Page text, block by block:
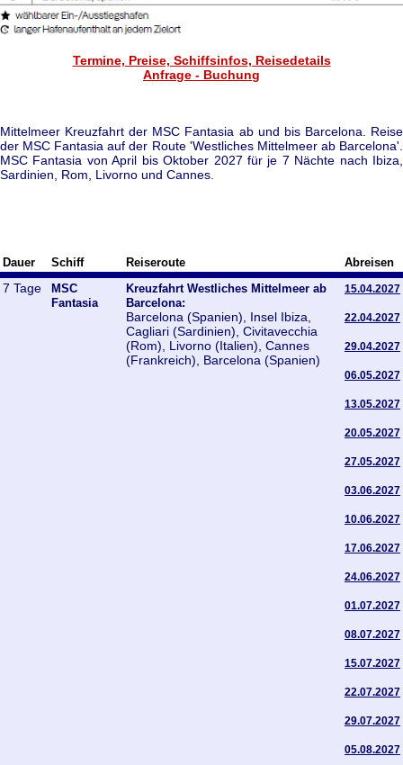
Termine, Preise, Schiffsinfos, Reisedetails
Anfrage - Buchung
Mittelmeer Kreuzfahrt der MSC Fantasia ab und bis Barcelona. Reise
der MSC Fantasia auf der Route 'Westliches Mittelmeer ab Barcelona'.
MSC Fantasia von April bis Oktober 2027 für je 7 Nächte nach Ibiza,
Sardinien, Rom, Livorno und Cannes.
Dauer Schiff Reiseroute Abreisen
7 Tage
MSC
Fantasia
Kreuzfahrt Westliches Mittelmeer ab
Barcelona:
Barcelona (Spanien), Insel Ibiza,
Cagliari (Sardinien), Civitavecchia
(Rom), Livorno (Italien), Cannes
(Frankreich), Barcelona (Spanien)
15.04.2027
22.04.2027
29.04.2027
06.05.2027
13.05.2027
20.05.2027
27.05.2027
03.06.2027
10.06.2027
17.06.2027
24.06.2027
01.07.2027
08.07.2027
15.07.2027
22.07.2027
29.07.2027
05.08.2027